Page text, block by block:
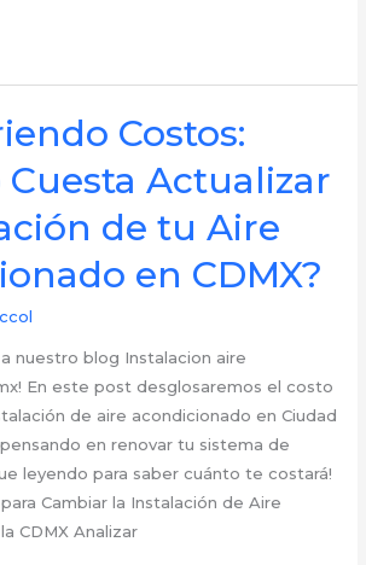
Costos:
Cuesta Actualizar
de tu Aire
en CDMX?
nuestro blog Instalacion aire
En este post desglosaremos el costo
de aire acondicionado en Ciudad
en renovar tu sistema de
leyendo para saber cuánto te costará!
Cambiar la Instalación de Aire
CDMX Analizar